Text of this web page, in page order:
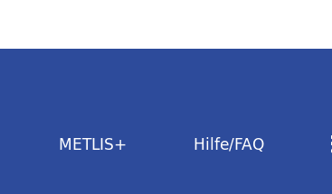
METLIS+ Hilfe/FAQ